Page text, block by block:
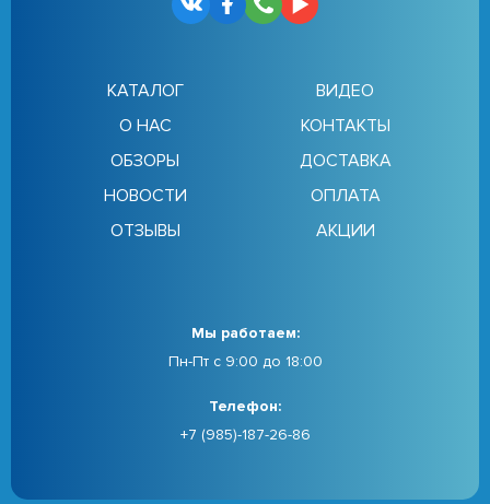
КАТАЛОГ
О НАС
ОБЗОРЫ
НОВОСТИ
ОТЗЫВЫ
ВИДЕО
КОНТАКТЫ
ДОСТАВКА
ОПЛАТА
АКЦИИ
Мы работаем:
Пн-Пт с 9:00 до 18:00
Телефон:
+7 (985)-187-26-86